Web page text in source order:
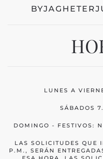
LUNES A
SÁBADOS
DOMINGO - FESTIVOS:
LAS SOLICITUDES QUE
P.M., SERÁN